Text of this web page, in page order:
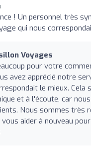
! Un personnel très
qui nous
Voyages
pour votre
avez apprécié notre
le mieux. Cela
et à l'écoute, car
Nous sommes
aider à nouveau